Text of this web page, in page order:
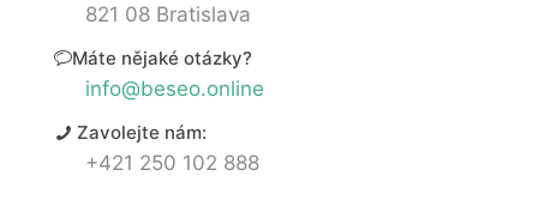
821 08 Bratislava
Máte nějaké otázky?
info@beseo.online
Zavolejte nám:
+421 250 102 888